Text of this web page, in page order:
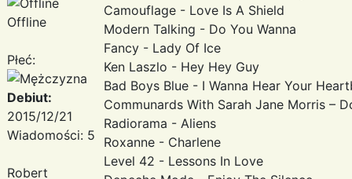
Offline
Płeć:
Debiut:
2015/12/21
Wiadomości: 5
Robert
Camouflage - Love Is A Shield
Modern Talking - Do You Wanna
Fancy - Lady Of Ice
Ken Laszlo - Hey Hey Guy
Bad Boys Blue - I Wanna Hear Your
Communards With Sarah Jane Morris –
Radiorama - Aliens
Roxanne - Charlene
Level 42 - Lessons In Love